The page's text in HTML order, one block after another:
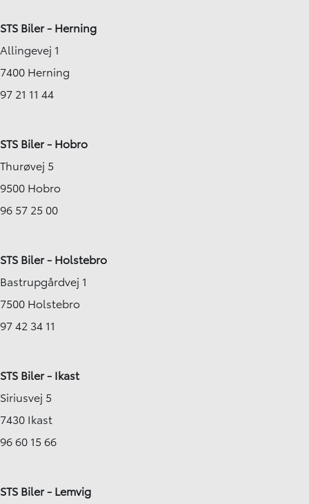
STS Biler - Herning
Allingevej 1
7400 Herning
97 21 11 44
STS Biler - Hobro
Thurøvej 5
9500 Hobro
96 57 25 00
STS Biler - Holstebro
Bastrupgårdvej 1
7500 Holstebro
97 42 34 11
STS Biler - Ikast
Siriusvej 5
7430 Ikast
96 60 15 66
STS Biler - Lemvig